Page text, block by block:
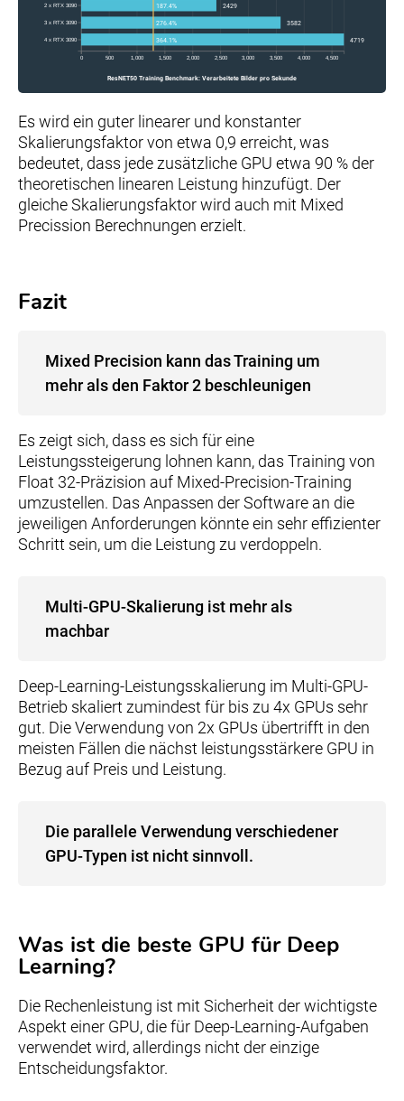
0 500 1,000 1,500 2,000 2,500 3,000 3,500 4,000 4,500
4 x RTX 3090
3 x RTX 3090
2 x RTX 3090
364.1% 4719
276.4% 3582
187.4% 2429
ResNET50 Training Benchmark: Verarbeitete Bilder pro Sekunde
Es wird ein guter linearer und konstanter
Skalierungsfaktor von etwa 0,9 erreicht, was
bedeutet, dass jede zusätzliche GPU etwa 90 % der
theoretischen linearen Leistung hinzufügt. Der
gleiche Skalierungsfaktor wird auch mit Mixed
Precission Berechnungen erzielt.
Fazit
Mixed Precision kann das Training um
mehr als den Faktor 2 beschleunigen
Es zeigt sich, dass es sich für eine
Leistungssteigerung lohnen kann, das Training von
Float 32-Präzision auf Mixed-Precision-Training
umzustellen. Das Anpassen der Software an die
jeweiligen Anforderungen könnte ein sehr effizienter
Schritt sein, um die Leistung zu verdoppeln.
Multi-GPU-Skalierung ist mehr als
machbar
Deep-Learning-Leistungsskalierung im Multi-GPU-
Betrieb skaliert zumindest für bis zu 4x GPUs sehr
gut. Die Verwendung von 2x GPUs übertrifft in den
meisten Fällen die nächst leistungsstärkere GPU in
Bezug auf Preis und Leistung.
Die parallele Verwendung verschiedener
GPU-Typen ist nicht sinnvoll.
Was ist die beste GPU für Deep
Learning?
Die Rechenleistung ist mit Sicherheit der wichtigste
Aspekt einer GPU, die für Deep-Learning-Aufgaben
verwendet wird, allerdings nicht der einzige
Entscheidungsfaktor.